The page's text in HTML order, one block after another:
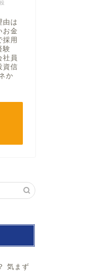
由は
金
採用
験
社員
資信
か
気まず